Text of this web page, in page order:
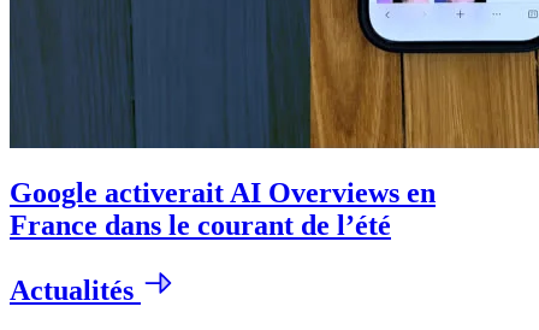
Google activerait AI Overviews en
France dans le courant de l’été
Actualités